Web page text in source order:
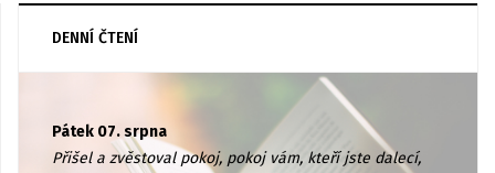
DENNÍ ČTENÍ
Pátek 07. srpna
Přišel a zvěstoval pokoj, pokoj vám, kteří jste dalecí,